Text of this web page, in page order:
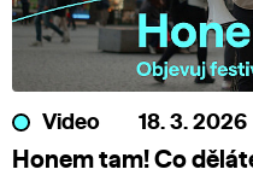
Video 18. 3. 2026
Honem tam! Co